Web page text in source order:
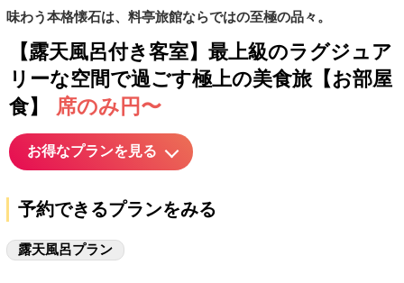
味わう本格懐石は、料亭旅館ならではの至極の品々。
【露天風呂付き客室】最上級のラグジュア
リーな空間で過ごす極上の美食旅【お部屋
食】
席のみ円〜
お得なプランを見る
予約できるプランをみる
露天風呂プラン